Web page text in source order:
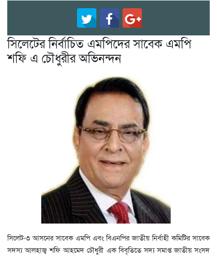
সিলেটের নির্বাচিত এমপিদের সাবেক এমপি
শফি এ চৌধুরীর অভিনন্দন
সিলেট-৩ আসনের সাবেক এমপি এবং বিএনপির জাতীয় নির্বাহী কমিটির সাবেক
সদস্য আলহাজ্ব শফি আহমেদ চৌধুরী এক বিবৃতিতে সদ্য সমাপ্ত জাতীয় সংসদ